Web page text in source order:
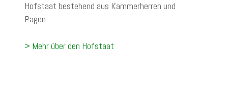
Hofstaat bestehend aus Kammerherren und
Pagen.
> Mehr über den Hofstaat